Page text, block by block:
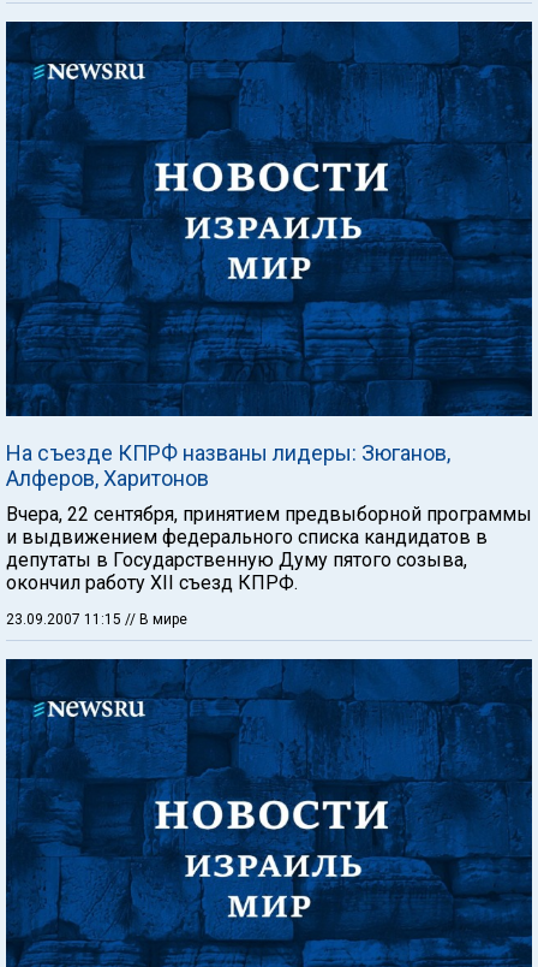
На съезде КПРФ названы лидеры: Зюганов,
Алферов, Харитонов
Вчера, 22 сентября, принятием предвыборной программы
и выдвижением федерального списка кандидатов в
депутаты в Государственную Думу пятого созыва,
окончил работу XII съезд КПРФ.
23.09.2007 11:15 // В мире